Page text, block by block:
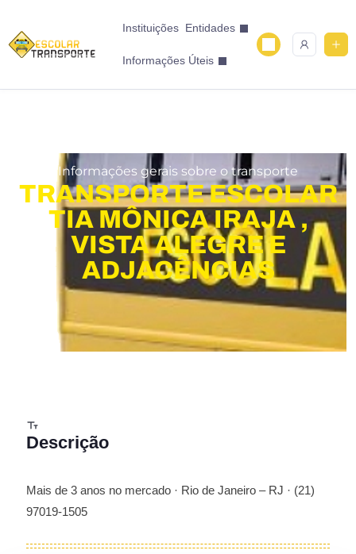
Instituições Entidades
Informações Úteis
Informações gerais sobre o transporte
TRANSPORTE ESCOLAR
TIA MÔNICA IRAJA ,
VISTA ALEGRE E
ADJACÊNCIAS
Descrição
Mais de 3 anos no mercado · Rio de Janeiro – RJ · (21)
97019-1505